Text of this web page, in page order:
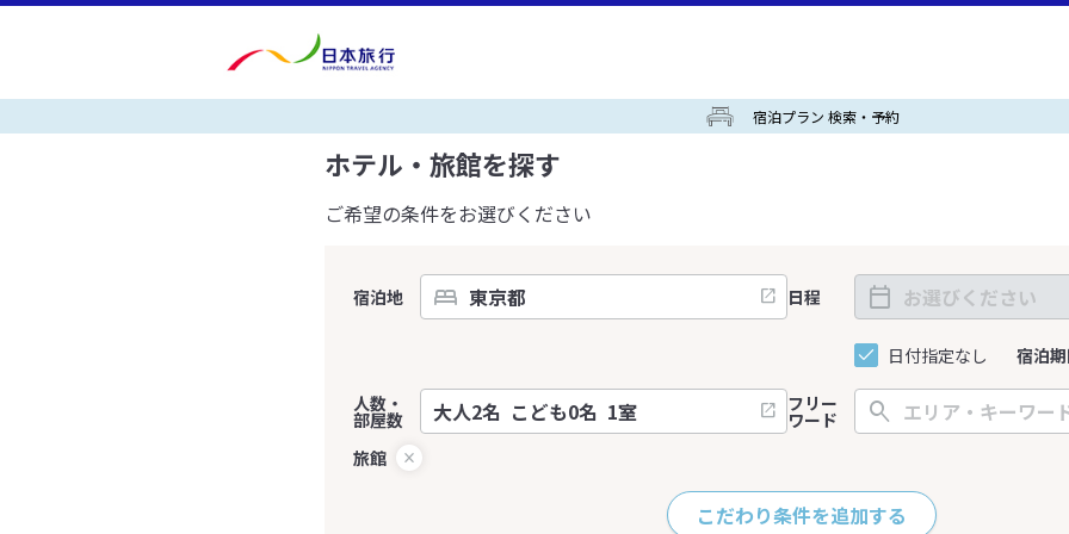
宿泊プラン 検索・予約
ホテル・旅館を探す
ご希望の条件をお選びください
宿泊地 日程
日付指定なし 宿泊
人数・
部屋数
フリー
ワード
旅館
こだわり条件を追加する